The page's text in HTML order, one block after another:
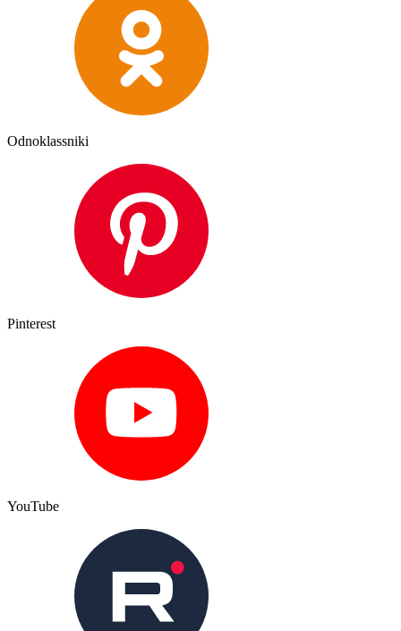
Odnoklassniki
Pinterest
YouTube